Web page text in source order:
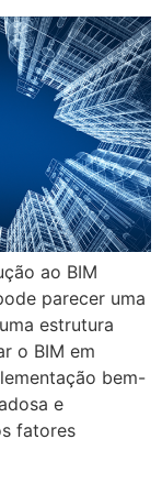
ao BIM
parecer uma
estrutura
o BIM em
bem-
e
fatores